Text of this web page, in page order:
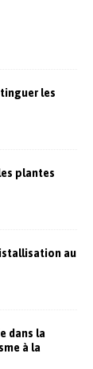
les
plantes
au
dans la
à la